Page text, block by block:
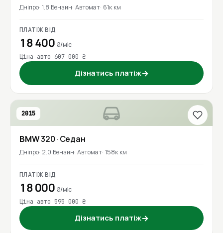
Дніпро 1.8 Бензин Автомат 61к км
ПЛАТІЖ ВІД
18 400 ₴/міс
Ціна авто 607 000 ₴
Дізнатись платіж→
2015
BMW320· Седан
Дніпро 2.0 Бензин Автомат 158к км
ПЛАТІЖ ВІД
18 000 ₴/міс
Ціна авто 595 000 ₴
Дізнатись платіж→